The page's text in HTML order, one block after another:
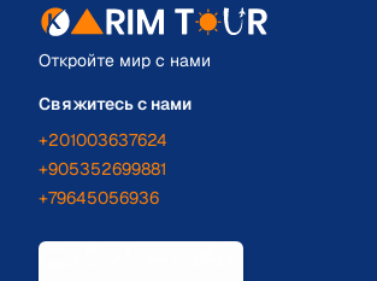
Откройте мир с нами
Свяжитесь с нами
+201003637624
+905352699881
+79645056936